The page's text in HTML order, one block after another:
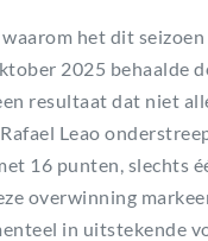
het dit
2025 behaalde
resultaat dat niet
Leao
16 punten, slechts
overwinning
in uitstekende